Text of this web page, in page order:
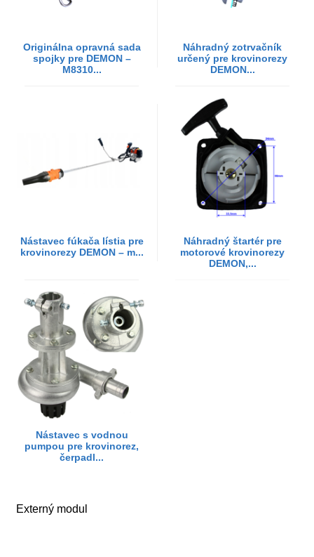
Originálna opravná sada
spojky pre DEMON –
M8310...
Náhradný zotrvačník
určený pre krovinorezy
DEMON...
Nástavec fúkača lístia pre
krovinorezy DEMON – m...
Náhradný štartér pre
motorové krovinorezy
DEMON,...
Nástavec s vodnou
pumpou pre krovinorez,
čerpadl...
Externý modul